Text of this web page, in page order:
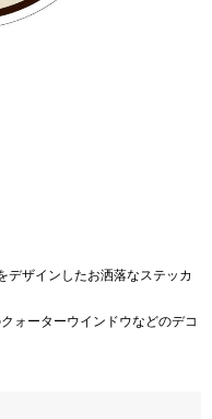
デザインしたお洒落なステッカ
ォーターウインドウなどのデコ